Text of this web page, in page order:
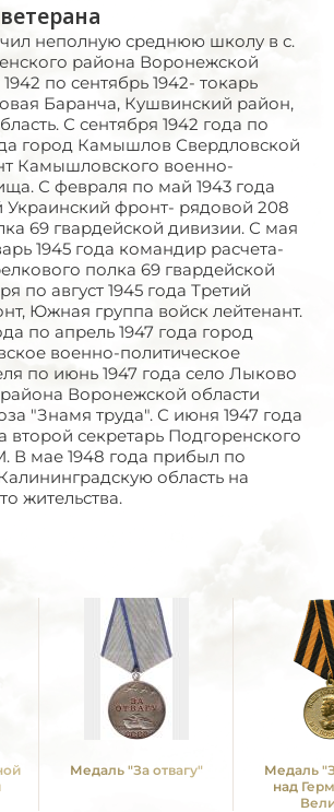
неполную среднюю школу в с.
района Воронежской
по сентябрь 1942- токарь
Баранча, Кушвинский район,
С сентября 1942 года по
город Камышлов Свердловской
Камышловского военно-
С февраля по май 1943 года
Украинский фронт- рядовой 208
69 гвардейской дивизии. С мая
1945 года командир расчета-
полка 69 гвардейской
по август 1945 года Третий
Южная группа войск лейтенант.
по апрель 1947 года город
военно-политическое
по июнь 1947 года село Лыково
Воронежской области
"Знамя труда". С июня 1947 года
второй секретарь Подгоренского
мае 1948 года прибыл по
область на
жительства.
Медаль "За отвагу"
Медаль
над